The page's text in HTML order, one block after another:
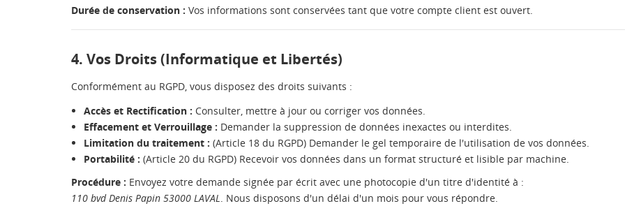
Durée de conservation : Vos informations sont conservées tant que votre compte client est ouvert.
4. Vos Droits (Informatique et Libertés)
Conformément au RGPD, vous disposez des droits suivants :
Accès et Rectification : Consulter, mettre à jour ou corriger vos données.
Effacement et Verrouillage : Demander la suppression de données inexactes ou interdites.
Limitation du traitement : (Article 18 du RGPD) Demander le gel temporaire de l'utilisation de vos données.
Portabilité : (Article 20 du RGPD) Recevoir vos données dans un format structuré et lisible par machine.
Procédure : Envoyez votre demande signée par écrit avec une photocopie d'un titre d'identité à :
110 bvd Denis Papin 53000 LAVAL. Nous disposons d'un délai d'un mois pour vous répondre.